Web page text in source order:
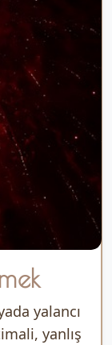
yalancı
yanlış